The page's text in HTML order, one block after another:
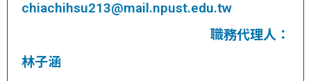
chiachihsu213@mail.npust.edu.tw
職務代理人：
林子涵